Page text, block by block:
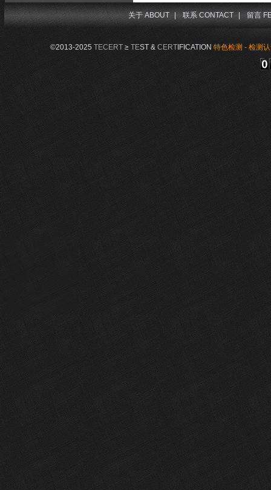
©2013-2025 TECERT ≥ TEST & CERT IFICATION 特色检测 - 检测
关于 ABOUT 联系 CONTACT 留言